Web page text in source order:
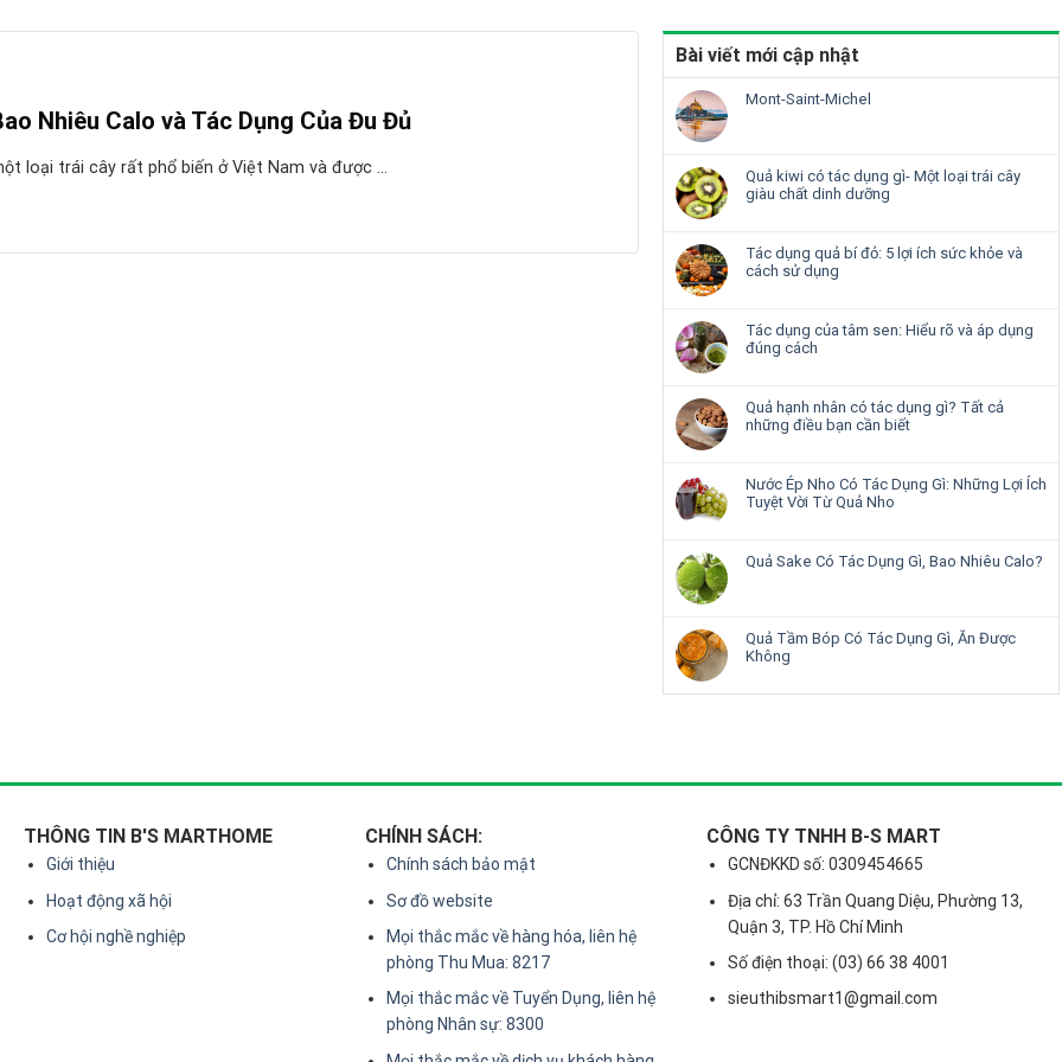
Nhiêu Calo và Tác Dụng Của Đu Đủ
loại trái cây rất phổ biến ở Việt Nam và được ...
Bài viết mới cập nhật
Mont-Saint-Michel
Quả kiwi có tác dụng gì- Một loại trái cây
giàu chất dinh dưỡng
Tác dụng quả bí đỏ: 5 lợi ích sức khỏe và
cách sử dụng
Tác dụng của tâm sen: Hiểu rõ và áp dụng
đúng cách
Quả hạnh nhân có tác dụng gì? Tất cả
những điều bạn cần biết
Nước Ép Nho Có Tác Dụng Gì: Những Lợi Ích
Tuyệt Vời Từ Quả Nho
Quả Sake Có Tác Dụng Gì, Bao Nhiêu Calo?
Quả Tầm Bóp Có Tác Dụng Gì, Ăn Được
Không
THÔNG TIN B'S MARTHOME
Giới thiệu
Hoạt động xã hội
Cơ hội nghề nghiệp
CHÍNH SÁCH:
Chính sách bảo mật
Sơ đồ website
Mọi thắc mắc về hàng hóa, liên hệ
phòng Thu Mua: 8217
Mọi thắc mắc về Tuyển Dụng, liên hệ
phòng Nhân sự: 8300
CÔNG TY TNHH B-S MART
GCNĐKKD số: 0309454665
Địa chỉ: 63 Trần Quang Diệu, Phường 13,
Quận 3, TP. Hồ Chí Minh
Số điện thoại: (03) 66 38 4001
sieuthibsmart1@gmail.com